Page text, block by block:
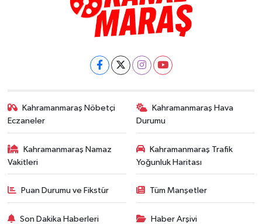
Kahramanmaraş Nöbetçi
Eczaneler
Kahramanmaraş Hava
Durumu
Kahramanmaraş Namaz
Vakitleri
Kahramanmaraş Trafik
Yoğunluk Haritası
Puan Durumu ve Fikstür Tüm Manşetler
Son Dakika Haberleri Haber Arşivi